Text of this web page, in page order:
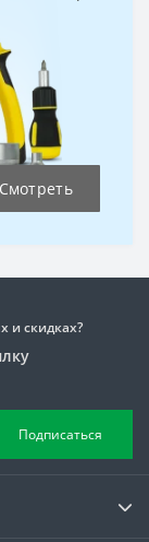
Смотреть
и скидках?
Подписаться